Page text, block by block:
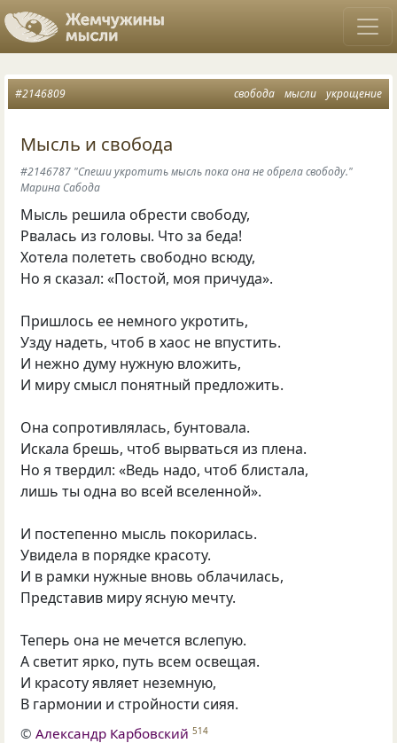
свобода мысли укрощение
#2146809
Мысль и свобода
#2146787 "Спеши укротить мысль пока она не обрела свободу."
Марина Сабода
Мысль решила обрести свободу,
Рвалась из головы. Что за беда!
Хотела полететь свободно всюду,
Но я сказал: «Постой, моя причуда».
Пришлось ее немного укротить,
Узду надеть, чтоб в хаос не впустить.
И нежно думу нужную вложить,
И миру смысл понятный предложить.
Она сопротивлялась, бунтовала.
Искала брешь, чтоб вырваться из плена.
Но я твердил: «Ведь надо, чтоб блистала,
лишь ты одна во всей вселенной».
И постепенно мысль покорилась.
Увидела в порядке красоту.
И в рамки нужные вновь облачилась,
Представив миру ясную мечту.
Теперь она не мечется вслепую.
А светит ярко, путь всем освещая.
И красоту являет неземную,
В гармонии и стройности сияя.
©Александр Карбовский 514